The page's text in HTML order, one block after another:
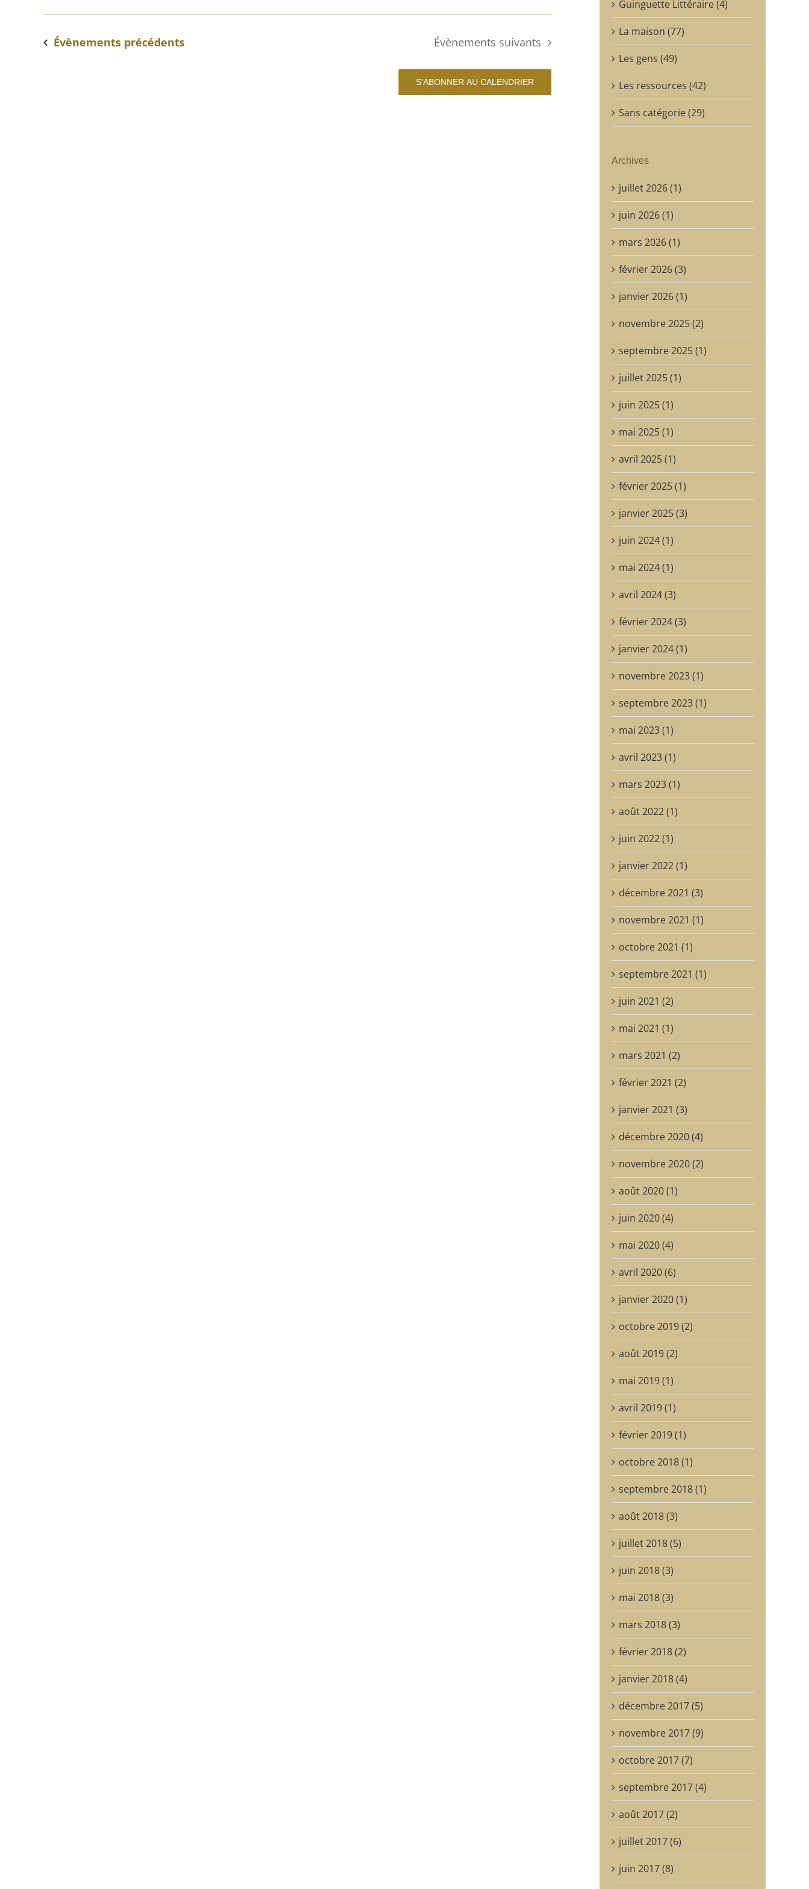
Évènementsprécédents Évènements suivants
S’ABONNER AU CALENDRIER
Guinguette Littéraire (4)
La maison (77)
Les gens (49)
Les ressources (42)
Sans catégorie (29)
Archives
juillet 2026 (1)
juin 2026 (1)
mars 2026 (1)
février 2026 (3)
janvier 2026 (1)
novembre 2025 (2)
septembre 2025 (1)
juillet 2025 (1)
juin 2025 (1)
mai 2025 (1)
avril 2025 (1)
février 2025 (1)
janvier 2025 (3)
juin 2024 (1)
mai 2024 (1)
avril 2024 (3)
février 2024 (3)
janvier 2024 (1)
novembre 2023 (1)
septembre 2023 (1)
mai 2023 (1)
avril 2023 (1)
mars 2023 (1)
août 2022 (1)
juin 2022 (1)
janvier 2022 (1)
décembre 2021 (3)
novembre 2021 (1)
octobre 2021 (1)
septembre 2021 (1)
juin 2021 (2)
mai 2021 (1)
mars 2021 (2)
février 2021 (2)
janvier 2021 (3)
décembre 2020 (4)
novembre 2020 (2)
août 2020 (1)
juin 2020 (4)
mai 2020 (4)
avril 2020 (6)
janvier 2020 (1)
octobre 2019 (2)
août 2019 (2)
mai 2019 (1)
avril 2019 (1)
février 2019 (1)
octobre 2018 (1)
septembre 2018 (1)
août 2018 (3)
juillet 2018 (5)
juin 2018 (3)
mai 2018 (3)
mars 2018 (3)
février 2018 (2)
janvier 2018 (4)
décembre 2017 (5)
novembre 2017 (9)
octobre 2017 (7)
septembre 2017 (4)
août 2017 (2)
juillet 2017 (6)
juin 2017 (8)